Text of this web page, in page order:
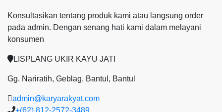
Konsultasikan tentang produk kami atau langsung order
pada admin. Dengan senang hati kami dalam melayani
konsumen
LISPLANG UKIR KAYU JATI
Gg. Nariratih, Geblag, Bantul, Bantul
admin@karyarakyat.com
+(62) 812-2572-3489